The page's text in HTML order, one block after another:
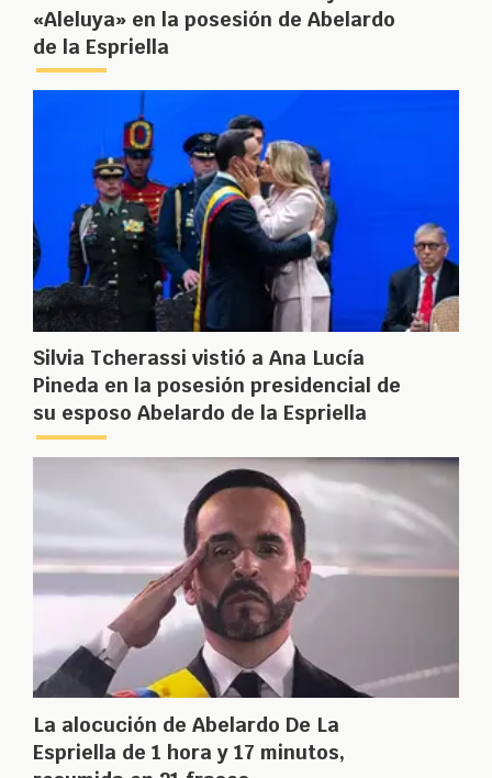
«Aleluya» en la posesión de Abelardo
de la Espriella
Silvia Tcherassi vistió a Ana Lucía
Pineda en la posesión presidencial de
su esposo Abelardo de la Espriella
La alocución de Abelardo De La
Espriella de 1 hora y 17 minutos,